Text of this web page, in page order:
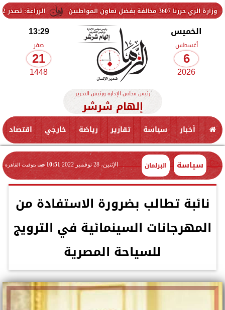
الزراعة: تصدر 712 ترخيص تشغيل جديد لمشروعات الثروة الحيوانية والداجنة.. وتسجيل 832 مخلوط أعلاف
الخميس
أغسطس
6
2026
13:29
صفر
21
1448
رئيس مجلس الإدارة ورئيس التحرير
إلهام شرشر
أخبار سياسة تقارير رياضة خارجي اقتصاد
سياسة البرلمان الإثنين، 28 نوفمبر 2022 10:51 صـ بتوقيت القاهرة
نائبة تطالب بضرورة الاستفادة من
المهرجانات السينمائية في الترويج
للسياحة المصرية